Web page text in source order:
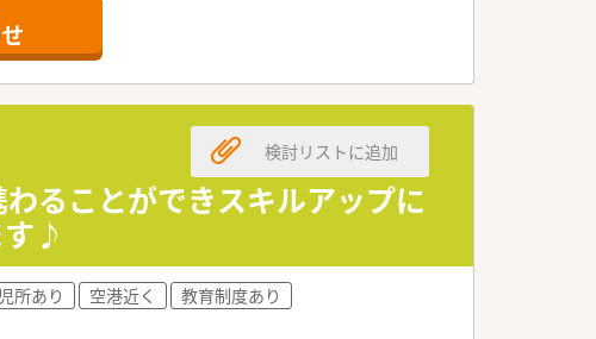
極めるスペシャリストキャリアが選択できま
どの高度な専門資格の取得を支援していま
知識を習得する自己研鑽を会社が応援しま
最大600万円まで目指すことが可能です。
期的なライフプランを構築できます。
給与水準を実現できることが大きな利点で
ることができスキルアップに
す♪
検討リストに追加
所あり 空港近く
教育制度あり